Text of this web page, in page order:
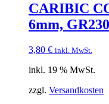
CARIBIC
6mm,
3,80 € inkl. MwSt.
inkl. 19 % MwSt.
zzgl. Versandkosten